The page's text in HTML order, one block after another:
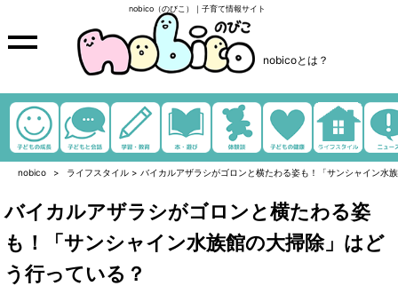
nobico（のびこ）｜子育て情報サイト
nobicoとは？
nobico ライフスタイル > バイカルアザラシがゴロンと横たわる姿も！「サンシャイン水
バイカルアザラシがゴロンと横たわる姿
も！「サンシャイン水族館の大掃除」はど
う行っている？